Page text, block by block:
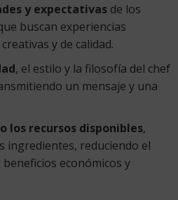
y expectativas de los
buscan experiencias
y de calidad.
, el estilo y la filosofía del chef
un mensaje y una
los recursos disponibles,
ingredientes, reduciendo el
económicos y